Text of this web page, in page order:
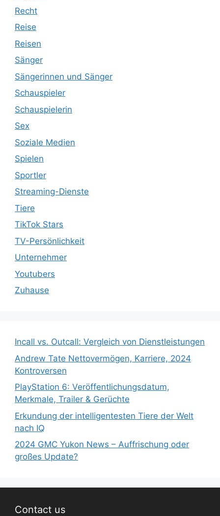
Recht
Reise
Reisen
Sänger
Sängerinnen und Sänger
Schauspieler
Schauspielerin
Sex
Soziale Medien
Spielen
Sportler
Streaming-Dienste
Tiere
TikTok Stars
TV-Persönlichkeit
Unternehmer
Youtubers
Zuhause
Incall vs. Outcall: Vergleich von Dienstleistungen
Andrew Tate Nettovermögen, Karriere, 2024
Kontroversen
PlayStation 6: Veröffentlichungsdatum,
Merkmale, Trailer & Gerüchte
Erkundung der intelligentesten Tiere der Welt
nach IQ
2024 GMC Yukon News – Auffrischung oder
großes Update?
Contact us